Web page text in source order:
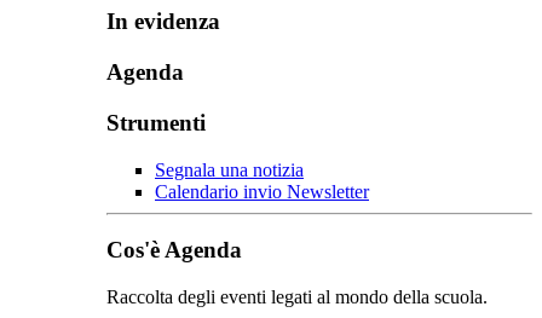
In evidenza
Agenda
Strumenti
Segnala una notizia
Calendario invio Newsletter
Cos'è Agenda
Raccolta degli eventi legati al mondo della scuola.